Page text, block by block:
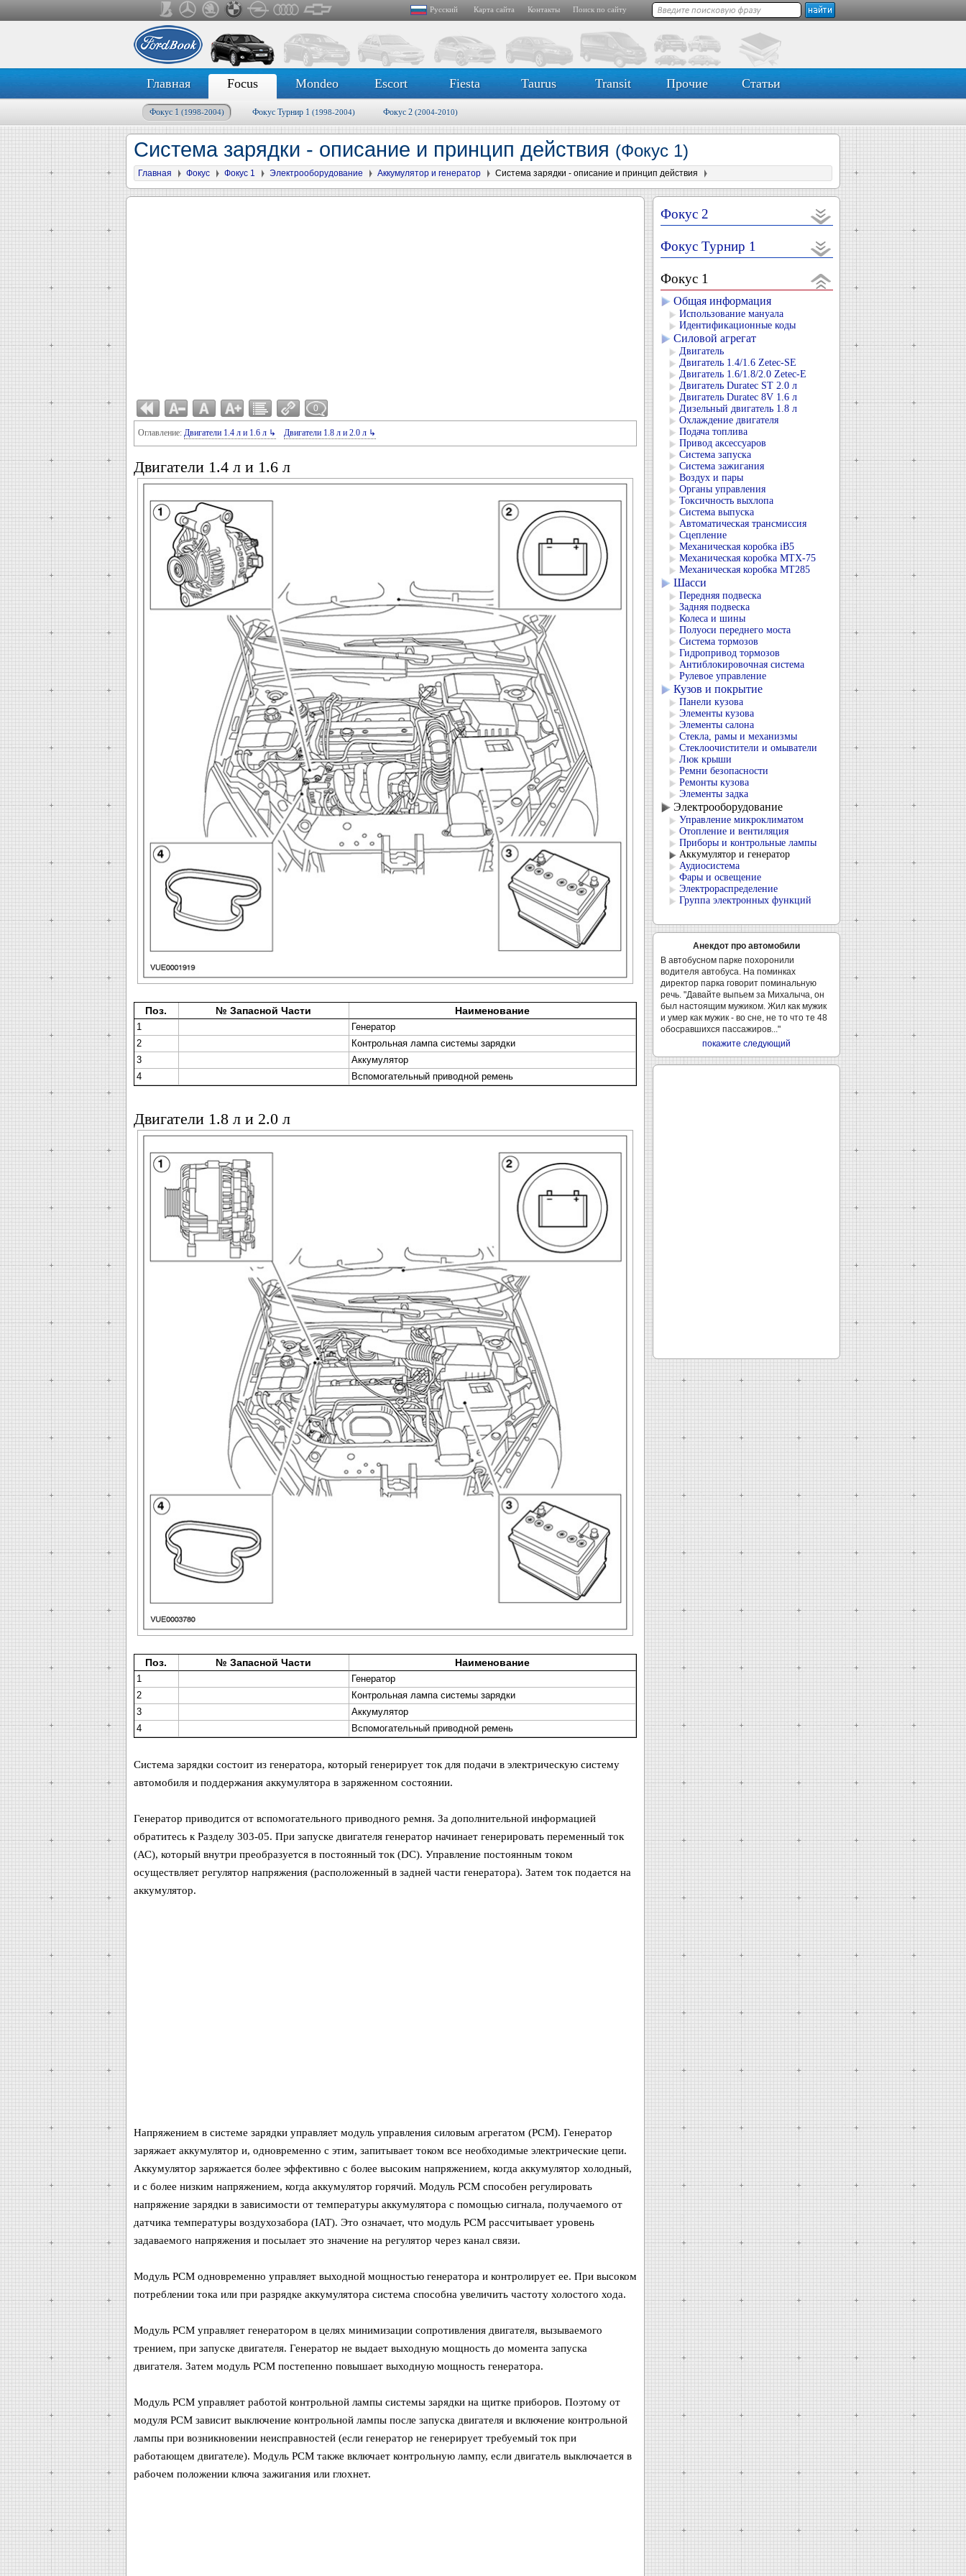
Русский Карта сайта Контакты Поиск по сайту
Главная Focus Mondeo Escort Fiesta Taurus Transit Прочие Статьи
Фокус 1 (1998-2004) Фокус Турнир 1 (1998-2004) Фокус 2 (2004-2010)
Система зарядки - описание и принцип действия (Фокус 1)
Главная Фокус Фокус 1 Электрооборудование Аккумулятор и генератор Система зарядки - описание и принцип действия
0
Оглавление: Двигатели 1.4 л и 1.6 л ↳ Двигатели 1.8 л и 2.0 л ↳
Двигатели 1.4 л и 1.6 л
Поз. № Запасной Части Наименование
1
Генератор
2
Контрольная лампа системы зарядки
3
Аккумулятор
4
Вспомогательный приводной ремень
Двигатели 1.8 л и 2.0 л
Поз. № Запасной Части Наименование
1
Генератор
2
Контрольная лампа системы зарядки
3
Аккумулятор
4
Вспомогательный приводной ремень
Система зарядки состоит из генератора, который генерирует ток для подачи в электрическую систему
автомобиля и поддержания аккумулятора в заряженном состоянии.
Генератор приводится от вспомогательного приводного ремня. За дополнительной информацией
обратитесь к Разделу 303-05. При запуске двигателя генератор начинает генерировать переменный ток
(АС), который внутри преобразуется в постоянный ток (DC). Управление постоянным током
осуществляет регулятор напряжения (расположенный в задней части генератора). Затем ток подается на
аккумулятор.
Напряжением в системе зарядки управляет модуль управления силовым агрегатом (PCM). Генератор
заряжает аккумулятор и, одновременно с этим, запитывает током все необходимые электрические цепи.
Аккумулятор заряжается более эффективно с более высоким напряжением, когда аккумулятор холодный,
и с более низким напряжением, когда аккумулятор горячий. Модуль PCM способен регулировать
напряжение зарядки в зависимости от температуры аккумулятора с помощью сигнала, получаемого от
датчика температуры воздухозабора (IAT). Это означает, что модуль PCM рассчитывает уровень
задаваемого напряжения и посылает это значение на регулятор через канал связи.
Модуль PCM одновременно управляет выходной мощностью генератора и контролирует ее. При высоком
потреблении тока или при разрядке аккумулятора система способна увеличить частоту холостого хода.
Модуль PCM управляет генератором в целях минимизации сопротивления двигателя, вызываемого
трением, при запуске двигателя. Генератор не выдает выходную мощность до момента запуска
двигателя. Затем модуль PCM постепенно повышает выходную мощность генератора.
Модуль PCM управляет работой контрольной лампы системы зарядки на щитке приборов. Поэтому от
модуля PCM зависит выключение контрольной лампы после запуска двигателя и включение контрольной
лампы при возникновении неисправностей (если генератор не генерирует требуемый ток при
работающем двигателе). Модуль PCM также включает контрольную лампу, если двигатель выключается в
рабочем положении ключа зажигания или глохнет.
Фокус 2
Фокус Турнир 1
Фокус 1
Общая информация
Использование мануала
Идентификационные коды
Силовой агрегат
Двигатель
Двигатель 1.4/1.6 Zetec-SE
Двигатель 1.6/1.8/2.0 Zetec-E
Двигатель Duratec ST 2.0 л
Двигатель Duratec 8V 1.6 л
Дизельный двигатель 1.8 л
Охлаждение двигателя
Подача топлива
Привод аксессуаров
Система запуска
Система зажигания
Воздух и пары
Органы управления
Токсичность выхлопа
Система выпуска
Автоматическая трансмиссия
Сцепление
Механическая коробка iB5
Механическая коробка MTX-75
Механическая коробка MT285
Шасси
Передняя подвеска
Задняя подвеска
Колеса и шины
Полуоси переднего моста
Система тормозов
Гидропривод тормозов
Антиблокировочная система
Рулевое управление
Кузов и покрытие
Панели кузова
Элементы кузова
Элементы салона
Стекла, рамы и механизмы
Стеклоочистители и омыватели
Люк крыши
Ремни безопасности
Ремонты кузова
Элементы задка
Электрооборудование
Управление микроклиматом
Отопление и вентиляция
Приборы и контрольные лампы
Аккумулятор и генератор
Аудиосистема
Фары и освещение
Электрораспределение
Группа электронных функций
Анекдот про автомобили
В автобусном парке похоронили
водителя автобуса. На поминках
директор парка говорит поминальную
речь. "Давайте выпьем за Михалыча, он
был настоящим мужиком. Жил как мужик
и умер как мужик - во сне, не то что те 48
обосравшихся пассажиров..."
покажите следующий